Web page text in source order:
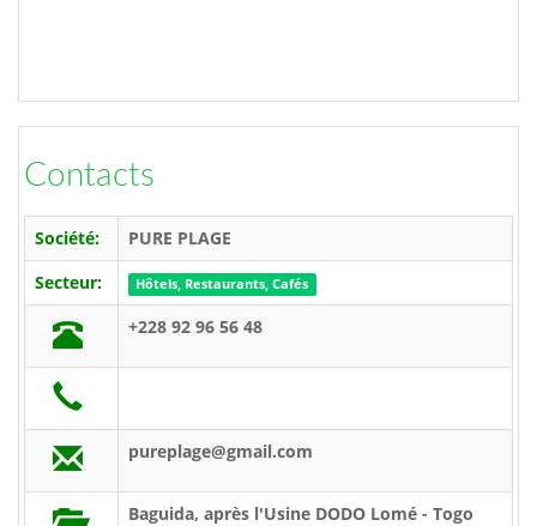
Contacts
Société:
PURE PLAGE
Secteur:
Hôtels, Restaurants, Cafés
+228 92 96 56 48
pureplage@gmail.com
Baguida, après l'Usine DODO Lomé - Togo